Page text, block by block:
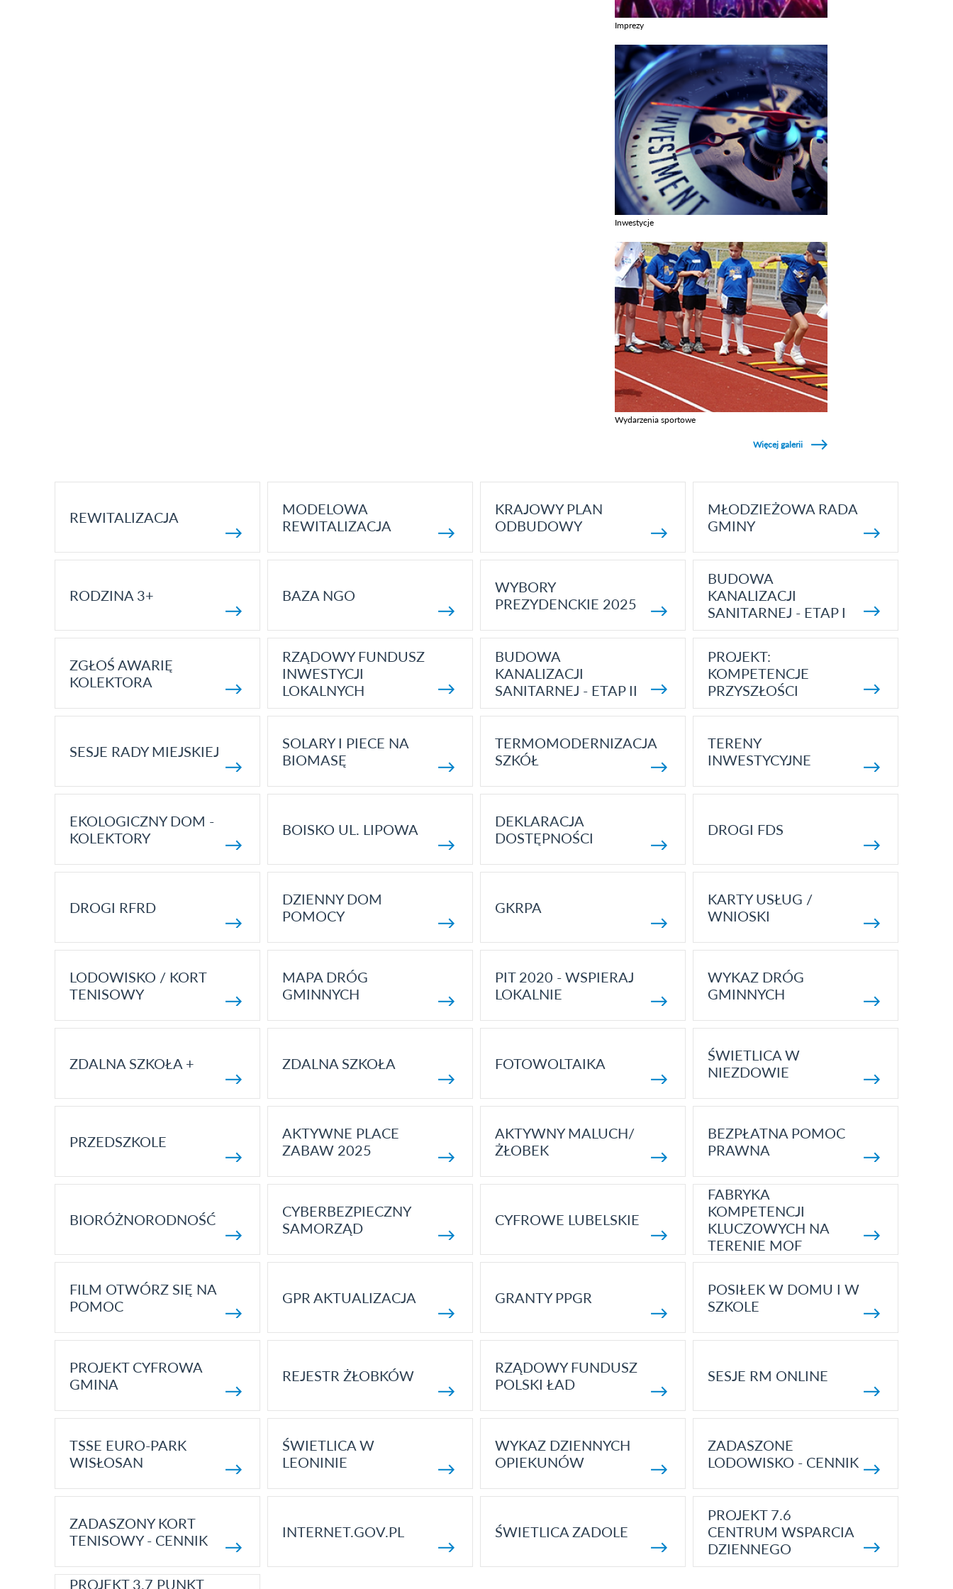
Imprezy
Inwestycje
Wydarzenia sportowe
Więcej galerii
REWITALIZACJA
MODELOWA
REWITALIZACJA
KRAJOWY PLAN
ODBUDOWY
MŁODZIEŻOWA RADA
GMINY
RODZINA 3+ BAZA NGO
WYBORY
PREZYDENCKIE 2025
BUDOWA
KANALIZACJI
SANITARNEJ - ETAP I
ZGŁOŚ AWARIĘ
KOLEKTORA
RZĄDOWY FUNDUSZ
INWESTYCJI
LOKALNYCH
BUDOWA
KANALIZACJI
SANITARNEJ - ETAP II
PROJEKT:
KOMPETENCJE
PRZYSZŁOŚCI
SESJE RADY MIEJSKIEJ
SOLARY I PIECE NA
BIOMASĘ
TERMOMODERNIZACJA
SZKÓŁ
TERENY
INWESTYCYJNE
EKOLOGICZNY DOM -
KOLEKTORY
BOISKO UL. LIPOWA
DEKLARACJA
DOSTĘPNOŚCI
DROGI FDS
DROGI RFRD
DZIENNY DOM
POMOCY
GKRPA
KARTY USŁUG /
WNIOSKI
LODOWISKO / KORT
TENISOWY
MAPA DRÓG
GMINNYCH
PIT 2020 - WSPIERAJ
LOKALNIE
WYKAZ DRÓG
GMINNYCH
ZDALNA SZKOŁA + ZDALNA SZKOŁA FOTOWOLTAIKA
ŚWIETLICA W
NIEZDOWIE
PRZEDSZKOLE
AKTYWNE PLACE
ZABAW 2025
AKTYWNY MALUCH/
ŻŁOBEK
BEZPŁATNA POMOC
PRAWNA
BIORÓŻNORODNOŚĆ
CYBERBEZPIECZNY
SAMORZĄD
CYFROWE LUBELSKIE
FABRYKA
KOMPETENCJI
KLUCZOWYCH NA
TERENIE MOF
FILM OTWÓRZ SIĘ NA
POMOC
GPR AKTUALIZACJA GRANTY PPGR
POSIŁEK W DOMU I W
SZKOLE
PROJEKT CYFROWA
GMINA
REJESTR ŻŁOBKÓW
RZĄDOWY FUNDUSZ
POLSKI ŁAD
SESJE RM ONLINE
TSSE EURO-PARK
WISŁOSAN
ŚWIETLICA W
LEONINIE
WYKAZ DZIENNYCH
OPIEKUNÓW
ZADASZONE
LODOWISKO - CENNIK
ZADASZONY KORT
TENISOWY - CENNIK
INTERNET.GOV.PL ŚWIETLICA ZADOLE
PROJEKT 7.6
CENTRUM WSPARCIA
DZIENNEGO
PROJEKT 3.7 PUNKT